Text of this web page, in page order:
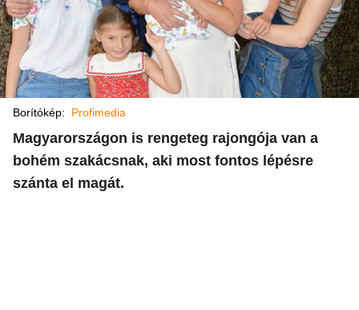
Borítókép: Profimedia
Magyarországon is rengeteg rajongója van a
bohém szakácsnak, aki most fontos lépésre
szánta el magát.